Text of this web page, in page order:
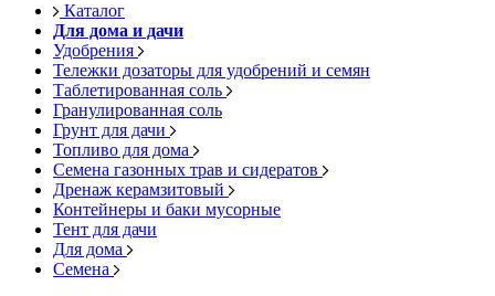
Каталог
Для дома и дачи
Удобрения
Тележки дозаторы для удобрений и семян
Таблетированная соль
Гранулированная соль
Грунт для дачи
Топливо для дома
Семена газонных трав и сидератов
Дренаж керамзитовый
Контейнеры и баки мусорные
Тент для дачи
Для дома
Семена